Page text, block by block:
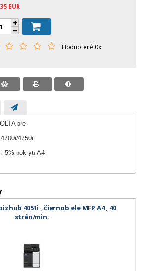
EUR
Hodnotené 0x
pre
4750i
5% pokrytí A4
4051i , čiernobiele MFP A4 , 40
strán/min.